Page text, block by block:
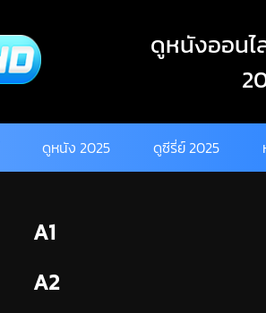
ดูหนังออนไ
ดูหนัง 2025 ดูซีรี่ย์ 2025
A1
A2